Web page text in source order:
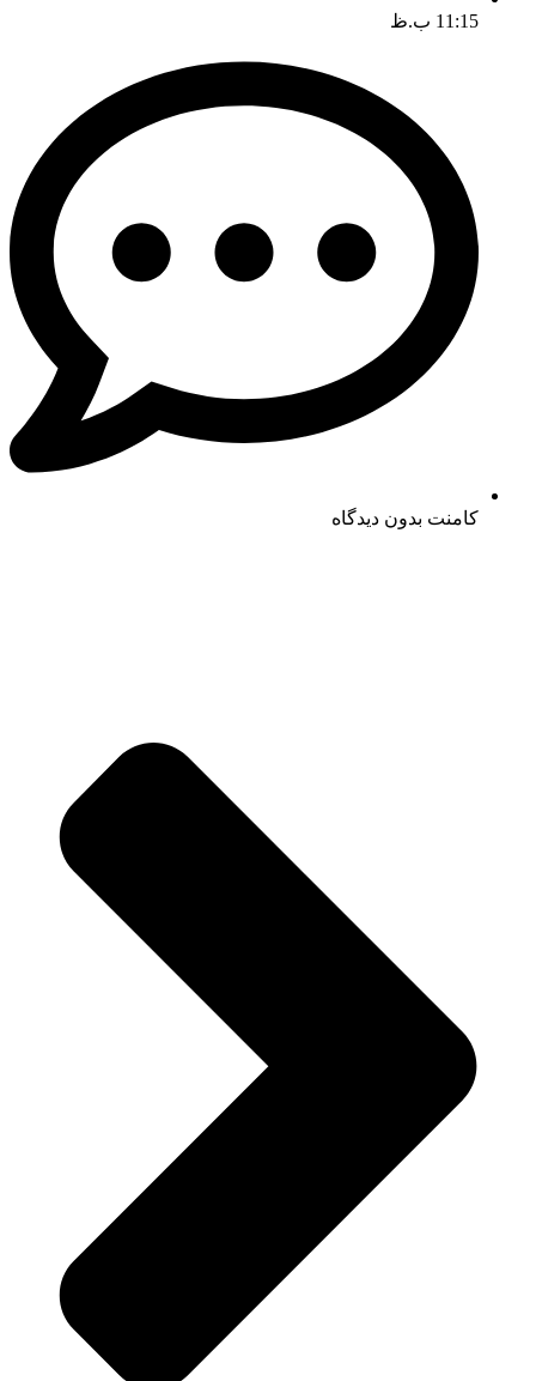
11:15 ب.ظ
کامنت بدون دیدگاه